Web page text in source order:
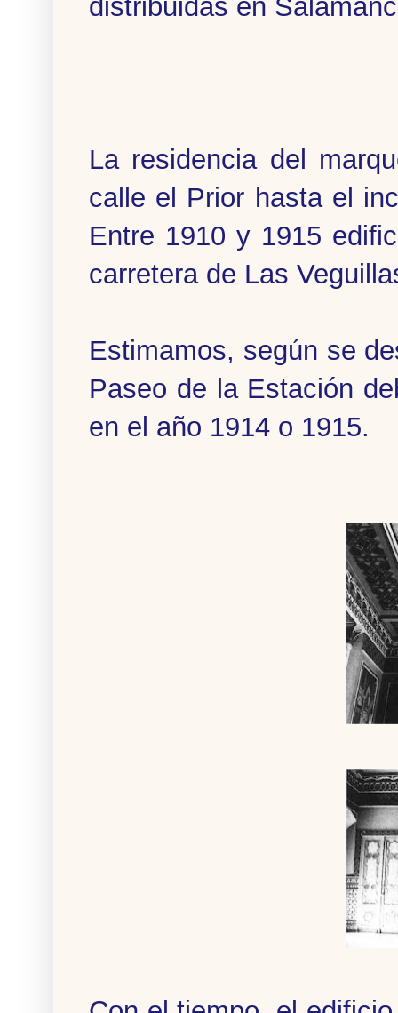
distribuidas en
La residencia del
calle el Prior hasta el
Entre 1910 y 1915
carretera de Las
Estimamos, según se
Paseo de la Estación
en el año 1914 o 1915.